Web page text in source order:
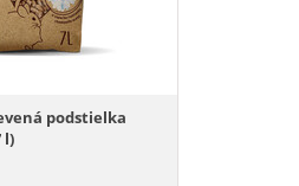
podstielka
l)